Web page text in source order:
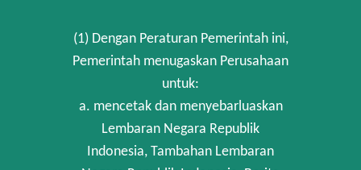
(1) Dengan Peraturan Pemerintah ini,
Pemerintah menugaskan Perusahaan
untuk:
a. mencetak dan menyebarluaskan
Lembaran Negara Republik
Indonesia, Tambahan Lembaran